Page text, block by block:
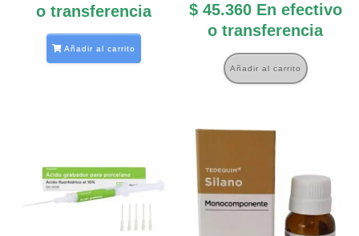
o transferencia
Añadir al carrito
$45.360 En efectivo
o transferencia
Añadir al carrito